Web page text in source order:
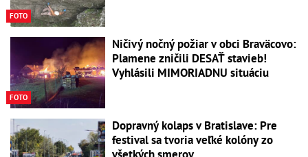
FOTO
FOTO
Ničivý nočný požiar v obci Braväcovo:
Plamene zničili DESAŤ stavieb!
Vyhlásili MIMORIADNU situáciu
Dopravný kolaps v Bratislave: Pre
festival sa tvoria veľké kolóny zo